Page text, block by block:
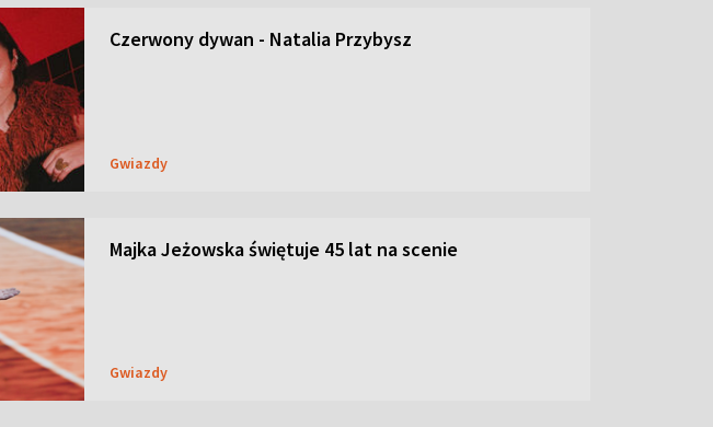
Czerwony dywan - Natalia Przybysz
Gwiazdy
Majka Jeżowska świętuje 45 lat na scenie
Gwiazdy